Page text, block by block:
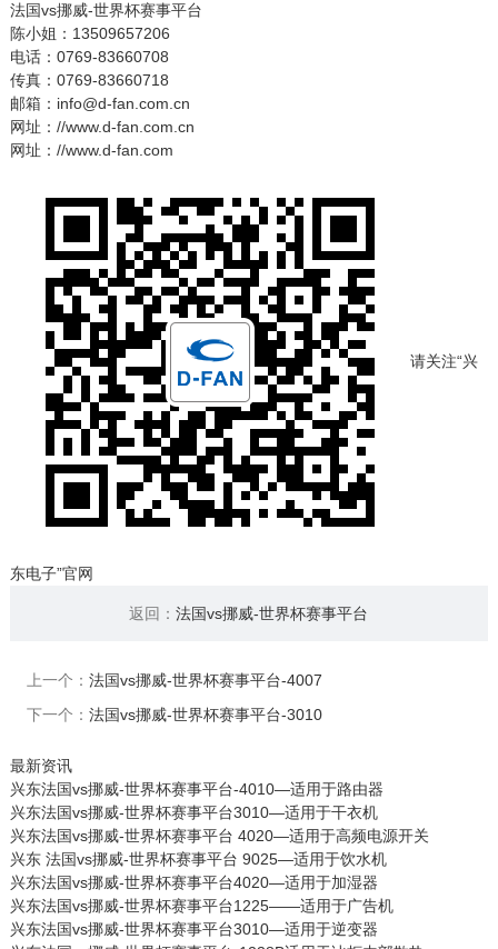
法国vs挪威-世界杯赛事平台
陈小姐：13509657206
电话：0769-83660708
传真：0769-83660718
邮箱：info@d-fan.com.cn
网址：//www.d-fan.com.cn
网址：//www.d-fan.com
请关注“兴
东电子”官网
返回：法国vs挪威-世界杯赛事平台
上一个： 法国vs挪威-世界杯赛事平台-4007
下一个： 法国vs挪威-世界杯赛事平台-3010
最新资讯
兴东法国vs挪威-世界杯赛事平台-4010—适用于路由器
兴东法国vs挪威-世界杯赛事平台3010—适用于干衣机
兴东法国vs挪威-世界杯赛事平台 4020—适用于高频电源开关
兴东 法国vs挪威-世界杯赛事平台 9025—适用于饮水机
兴东法国vs挪威-世界杯赛事平台4020—适用于加湿器
兴东法国vs挪威-世界杯赛事平台1225——适用于广告机
兴东法国vs挪威-世界杯赛事平台3010—适用于逆变器